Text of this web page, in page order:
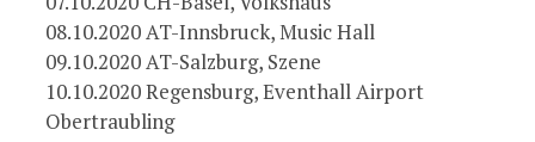
08.10.2020 AT-Innsbruck, Music Hall
09.10.2020 AT-Salzburg, Szene
10.10.2020 Regensburg, Eventhall Airport
Obertraubling